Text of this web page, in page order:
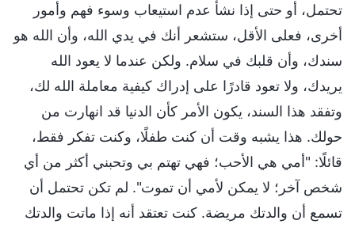
تحتمل، أو حتى إذا نشأ عدم استيعاب وسوء فهم وأمور
أخرى، فعلى الأقل، ستشعر أنك في يدي الله، وأن الله هو
سندك، وأن قلبك في سلام. ولكن عندما لا يعود الله
يريدك، ولا تعود قادرًا على إدراك كيفية معاملة الله لك،
وتفقد هذا السند، يكون الأمر كأن الدنيا قد انهارت من
حولك. هذا يشبه وقت أن كنت طفلًا، وكنت تفكر فقط،
قائلًا: "أمي هي الأحب؛ فهي تهتم بي وتحبني أكثر من أي
شخص آخر؛ لا يمكن لأمي أن تموت". لم تكن تحتمل أن
تسمع أن والدتك مريضة. كنت تعتقد أنه إذا ماتت والدتك